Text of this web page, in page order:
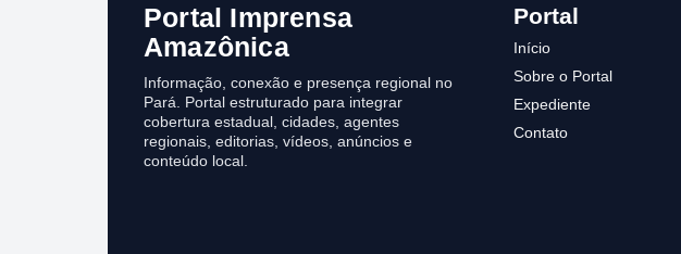
Portal Imprensa
Amazônica
Informação, conexão e presença regional no
Pará. Portal estruturado para integrar
cobertura estadual, cidades, agentes
regionais, editorias, vídeos, anúncios e
conteúdo local.
Portal
Início
Sobre o Portal
Expediente
Contato